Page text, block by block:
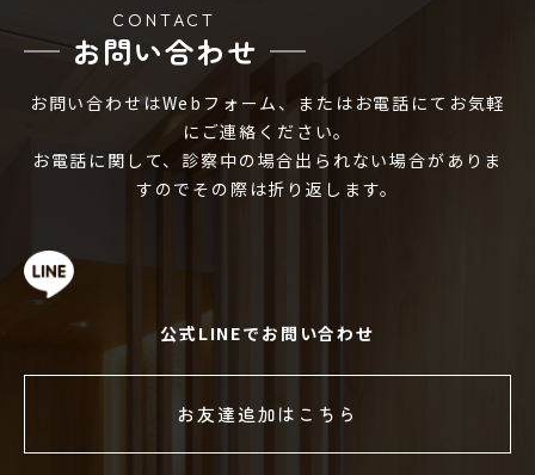
CONTACT
お問い合わせ
お問い合わせはWebフォーム、またはお電話にてお気軽
にご連絡ください。
お電話に関して、診察中の場合出られない場合がありま
すのでその際は折り返します。
公式LINEでお問い合わせ
お友達追加はこちら